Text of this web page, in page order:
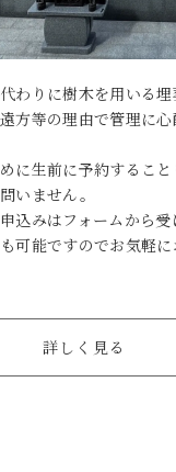
わりに樹木を用いる埋
方等の理由で管理に
に生前に予約するこ
いません。
込みはフォームから受
可能ですのでお気軽
詳しく見る